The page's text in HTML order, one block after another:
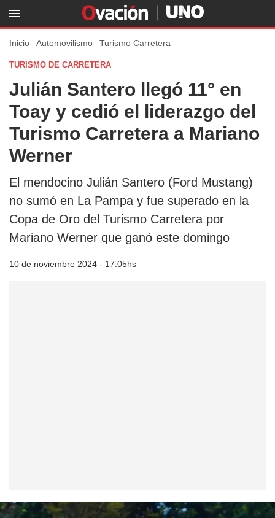
Inicio Automovilismo Turismo Carretera
TURISMO DE CARRETERA
Julián Santero llegó 11° en
Toay y cedió el liderazgo del
Turismo Carretera a Mariano
Werner
El mendocino Julián Santero (Ford Mustang)
no sumó en La Pampa y fue superado en la
Copa de Oro del Turismo Carretera por
Mariano Werner que ganó este domingo
10 de noviembre 2024 - 17:05hs